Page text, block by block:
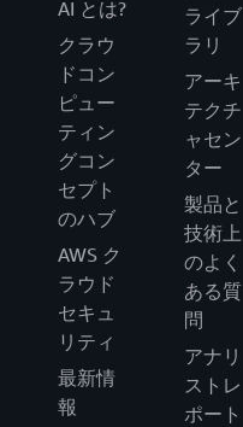
AI とは?
クラウ
ドコン
ピュー
ティン
グコン
セプト
のハブ
AWS ク
ラウド
セキュ
リティ
最新情
報
ライブ
ラリ
アーキ
テクチ
ャセン
ター
製品と
技術上
のよく
ある質
問
アナリ
ストレ
ポート